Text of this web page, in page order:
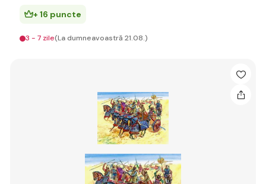
+ 16 puncte
3 - 7 zile(La dumneavoastră 21.08.)